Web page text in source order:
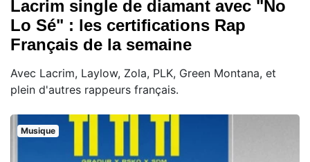
Lacrim single de diamant avec "No
Lo Sé" : les certifications Rap
Français de la semaine
Avec Lacrim, Laylow, Zola, PLK, Green Montana, et
plein d'autres rappeurs français.
Musique